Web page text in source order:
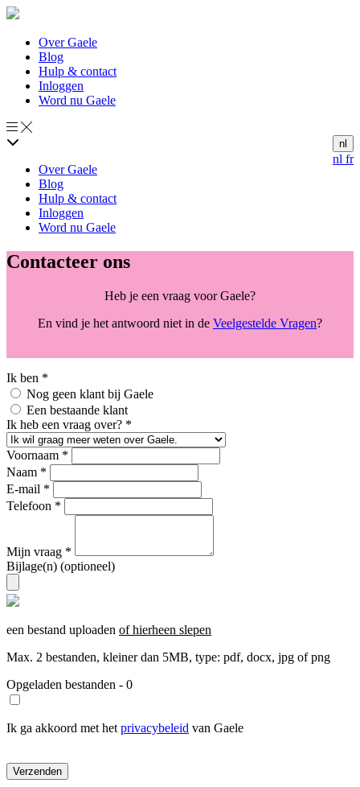
Over Gaele
Blog
Hulp & contact
Inloggen
Word nu Gaele
nl
nl fr
Over Gaele
Blog
Hulp & contact
Inloggen
Word nu Gaele
Contacteer ons
Heb je een vraag voor Gaele?
En vind je het antwoord niet in de Veelgestelde Vragen?
Ik ben *
Nog geen klant bij Gaele
Een bestaande klant
Ik heb een vraag over? *
Voornaam *
Naam *
E-mail *
Telefoon *
Mijn vraag *
Bijlage(n) (optioneel)
een bestand uploaden of hierheen slepen
Max. 2 bestanden, kleiner dan 5MB, type: pdf, docx, jpg of png
Opgeladen bestanden - 0
Ik ga akkoord met het privacybeleid van Gaele
Verzenden